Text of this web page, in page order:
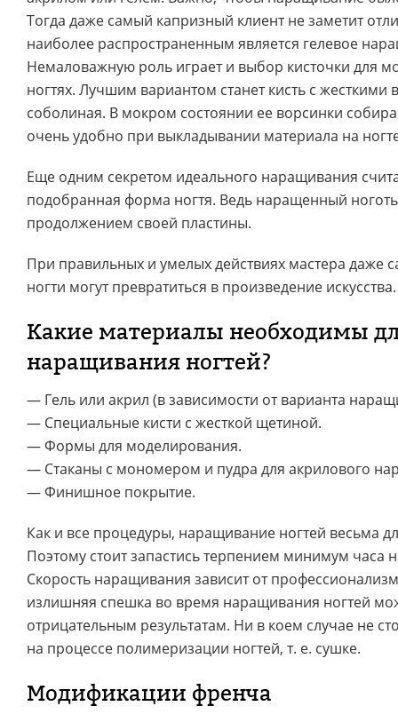
Тогда даже самый капризный клиент не заметит
наиболее распространенным является гелевое
Немаловажную роль играет и выбор кисточки для
ногтях. Лучшим вариантом станет кисть с жесткими
соболиная. В мокром состоянии ее ворсинки
очень удобно при выкладывании материала на
Еще одним секретом идеального наращивания
подобранная форма ногтя. Ведь наращенный ноготь
продолжением своей пластины.
При правильных и умелых действиях мастера даже
ногти могут превратиться в произведение искусства.
Какие материалы необходимы
наращивания ногтей?
— Гель или акрил (в зависимости от варианта
— Специальные кисти с жесткой щетиной.
— Формы для моделирования.
— Стаканы с мономером и пудра для акрилового
— Финишное покрытие.
Как и все процедуры, наращивание ногтей весьма
Поэтому стоит запастись терпением минимум часа
Скорость наращивания зависит от
излишняя спешка во время наращивания ногтей
отрицательным результатам. Ни в коем случае не
на процессе полимеризации ногтей, т. е. сушке.
Модификации френча